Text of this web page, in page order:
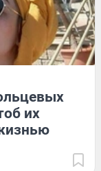
их